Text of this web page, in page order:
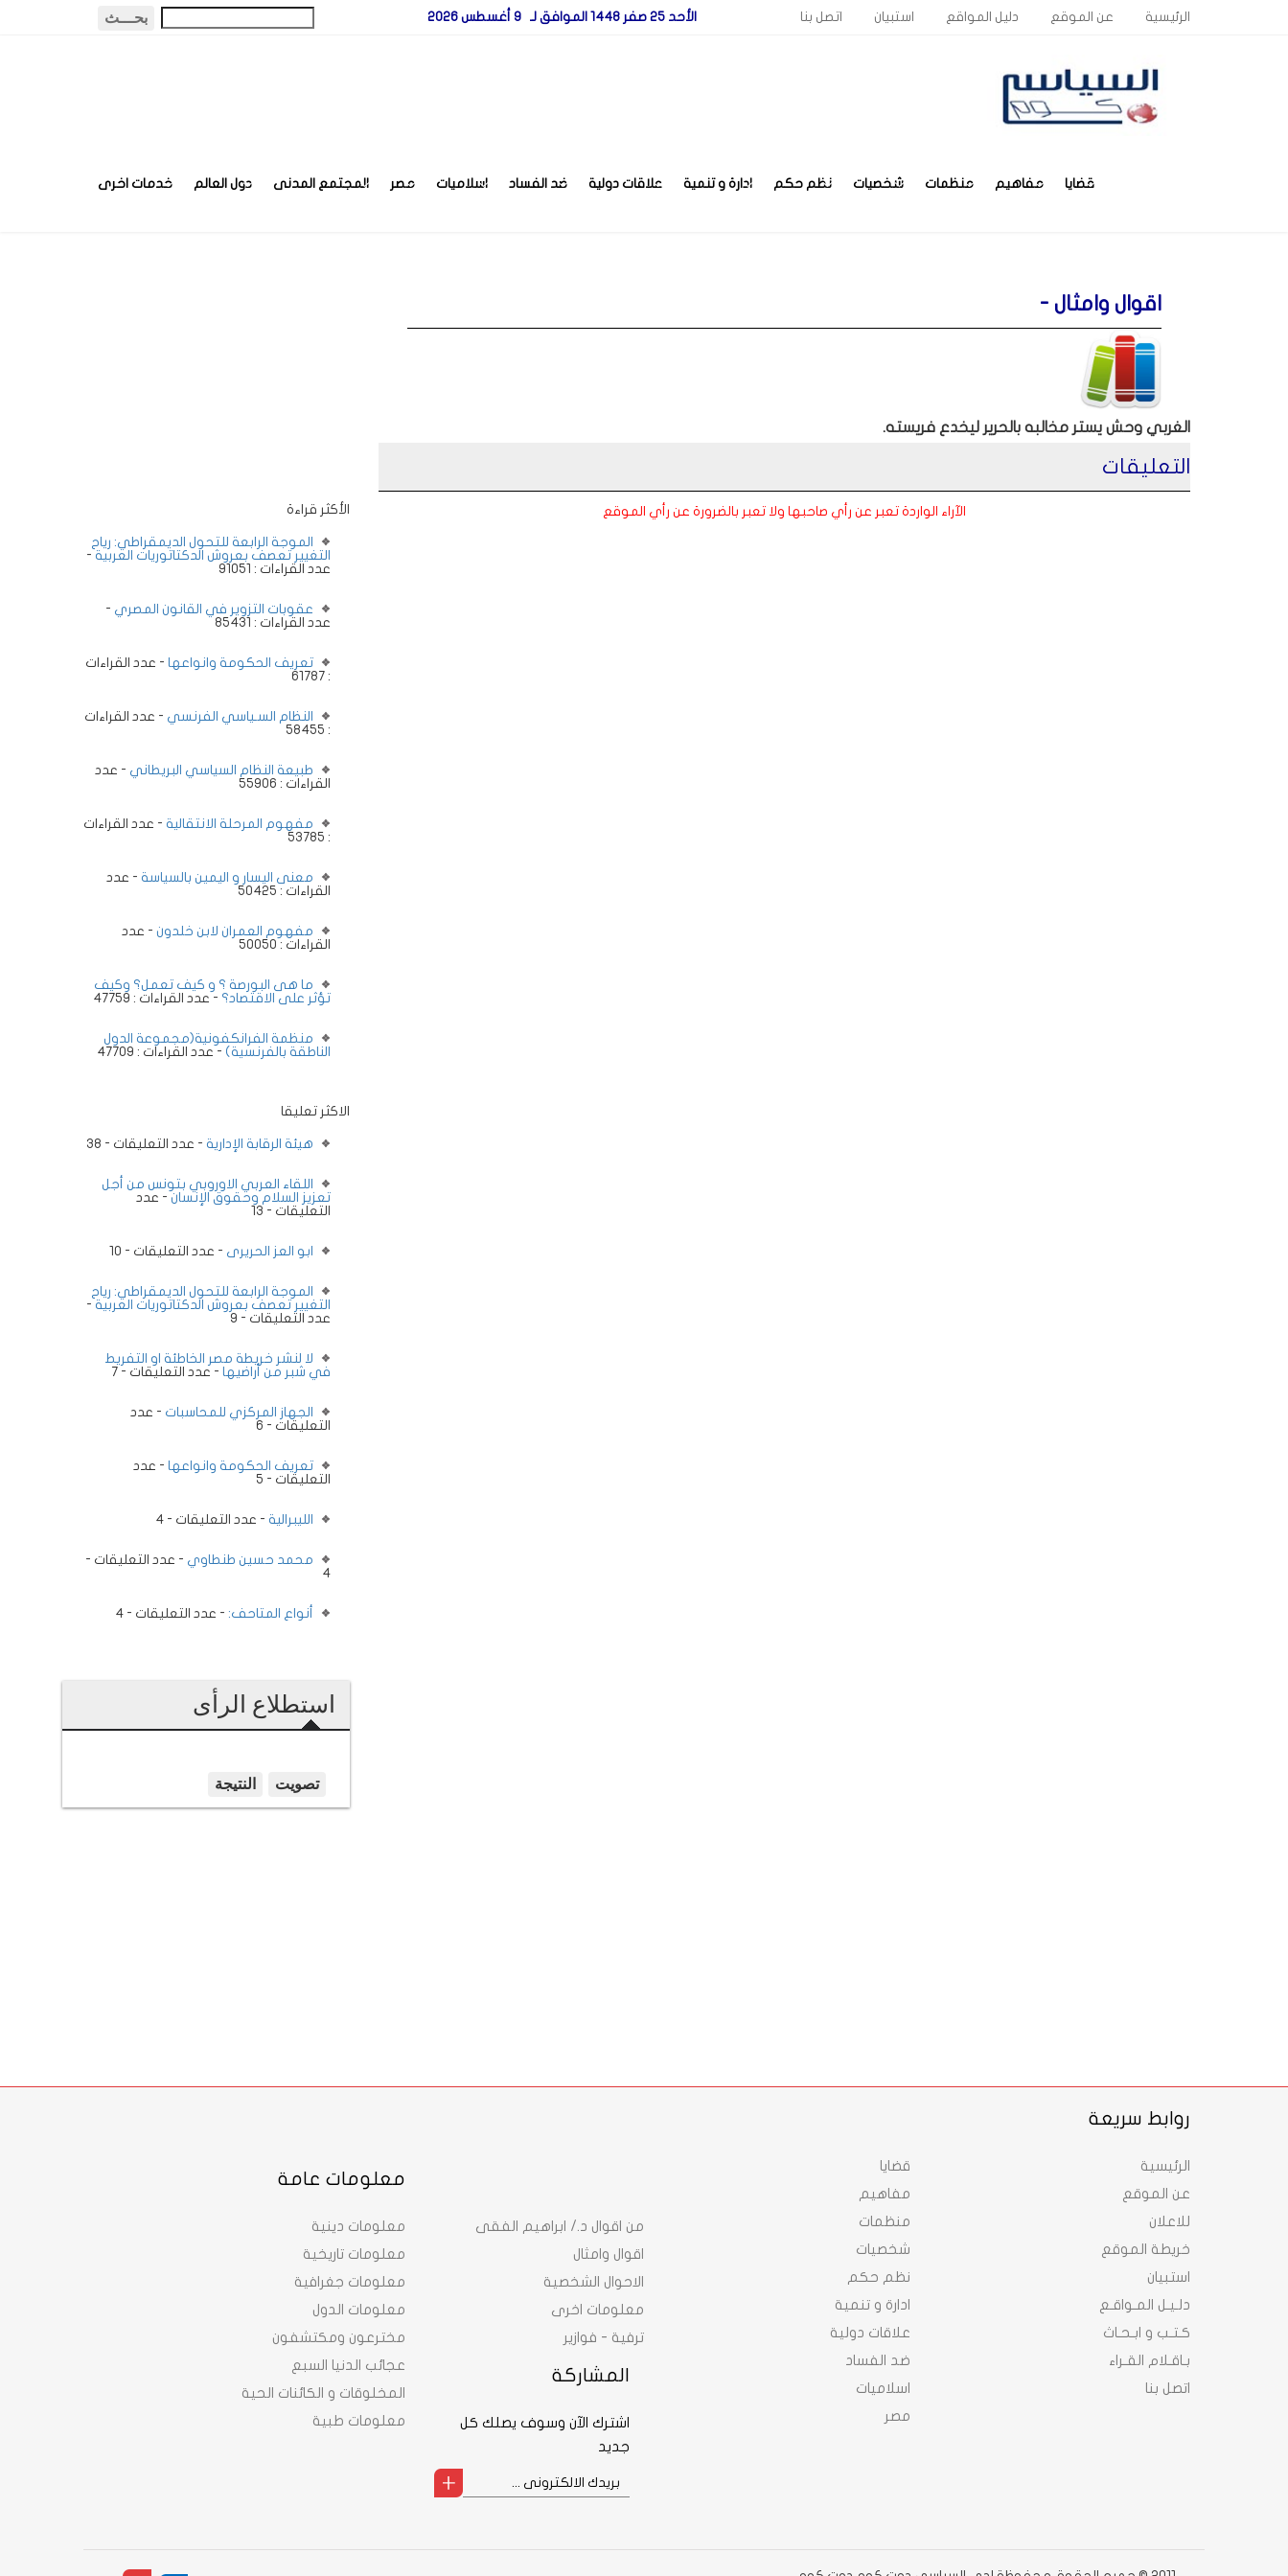
الرئيسية عن الموقع دليل المواقع استبيان اتصل بنا الأحد 25 صفر 1448 الموافق لـ 9 أغسطس 2026
قضايا مفاهيم منظمات شخصيات نظم حكم ادارة و تنمية علاقات دولية ضد الفساد اسلاميات مصر المجتمع المدنى دول العالم خدمات اخرى
اقوال وامثال -
الغربي وحش يستر مخالبه بالحرير ليخدع فريسته.
التعليقات
الآراء الواردة تعبر عن رأي صاحبها ولا تعبر بالضرورة عن رأي الموقع الأكثر قراءة
الموجة الرابعة للتحول الديمقراطي: رياح
التغيير تعصف بعروش الدكتاتوريات العربية -
عدد القراءات : 91051
عقوبات التزوير في القانون المصري -
عدد القراءات : 85431
تعريف الحكومة وانواعها - عدد القراءات
: 61787
النظام السـياسي الفرنسي - عدد القراءات
: 58455
طبيعة النظام السياسي البريطاني - عدد
القراءات : 55906
مفهوم المرحلة الانتقالية - عدد القراءات
: 53785
معنى اليسار و اليمين بالسياسة - عدد
القراءات : 50425
مفهوم العمران لابن خلدون - عدد
القراءات : 50050
ما هى البورصة ؟ و كيف تعمل؟ وكيف
تؤثر على الاقتصاد؟ - عدد القراءات : 47759
منظمة الفرانكفونية(مجموعة الدول
الناطقة بالفرنسية) - عدد القراءات : 47709
الاكثر تعليقا
هيئة الرقابة الإدارية - عدد التعليقات - 38
اللقاء العربي الاوروبي بتونس من أجل
تعزيز السلام وحقوق الإنسان - عدد
التعليقات - 13
ابو العز الحريرى - عدد التعليقات - 10
الموجة الرابعة للتحول الديمقراطي: رياح
التغيير تعصف بعروش الدكتاتوريات العربية -
عدد التعليقات - 9
لا لنشر خريطة مصر الخاطئة او التفريط
في شبر من أراضيها - عدد التعليقات - 7
الجهاز المركزي للمحاسبات - عدد
التعليقات - 6
تعريف الحكومة وانواعها - عدد
التعليقات - 5
الليبرالية - عدد التعليقات - 4
محمد حسين طنطاوي - عدد التعليقات -
4
أنواع المتاحف: - عدد التعليقات - 4
استطلاع الرأى
روابط سريعة
الرئيسية
عن الموقع
للاعلان
خريطة الموقع
استبيان
دلـيـل المـواقـع
كـتـب و ابـحـاث
بـاقـلام القـراء
اتصل بنا
قضايا
مفاهيم
منظمات
شخصيات
نظم حكم
ادارة و تنمية
علاقات دولية
ضد الفساد
اسلاميات
مصر
معلومات عامة
معلومات دينية
معلومات تاريخية
معلومات جغرافية
معلومات الدول
مخترعون ومكتشفون
عجائب الدنيا السبع
المخلوقات و الكائنات الحية
معلومات طبية
من اقوال د./ ابراهيم الفقى
اقوال وامثال
الاحوال الشخصية
معلومات اخرى
ترفية - فوازير
المشاركة
اشترك الآن وسوف يصلك كل
جديد